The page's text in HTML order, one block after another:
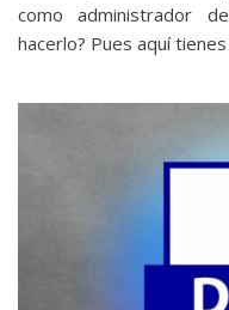
como administrador
hacerlo? Pues aquí